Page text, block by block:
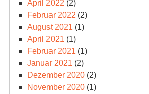
April 2022 (2)
Februar 2022 (2)
August 2021 (1)
April 2021 (1)
Februar 2021 (1)
Januar 2021 (2)
Dezember 2020(2)
November 2020(1)